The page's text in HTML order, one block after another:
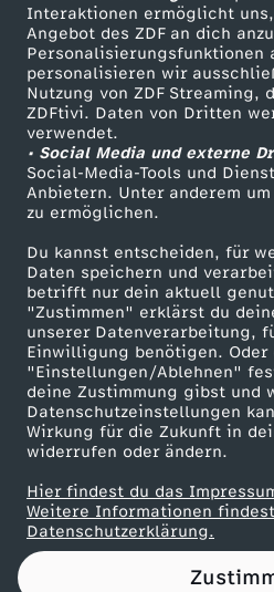
Interaktionen ermöglicht
Angebot des ZDF an dich
Personalisierungsfunktionen
personalisieren wir
Nutzung von ZDF Streaming,
ZDFtivi. Daten von Dritten
verwendet.
• Social Media und externe
Social-Media-Tools und
Anbietern. Unter anderem
zu ermöglichen.
Du kannst entscheiden, für
Daten speichern und
betrifft nur dein aktuell
"Zustimmen" erklärst du
unserer Datenverarbeitung,
Einwilligung benötigen.
"Einstellungen/Ablehnen"
deine Zustimmung gibst und
Datenschutzeinstellungen
Wirkung für die Zukunft in
widerrufen oder ändern.
Hier findest du das
Weitere Informationen
Datenschutzerklärung.
t
z
t
i
l
l
e
g
a
l
H
Sendungen A-Z
TV-Programm
ZDF Unternehmen
Karriere
ZDF goes Schule
Werbefernsehen
Mainzelmännchen
Partner